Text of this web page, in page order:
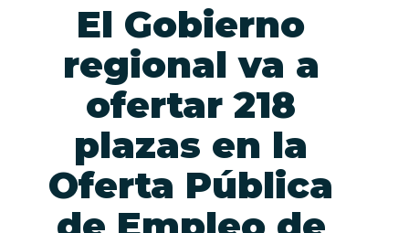
El Gobierno
regional va a
ofertar 218
plazas en la
Oferta Pública